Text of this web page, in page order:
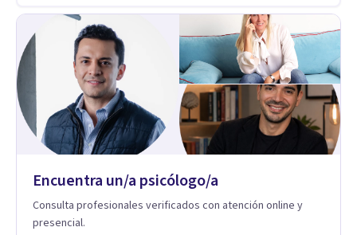
Encuentra un/a psicólogo/a
Consulta profesionales verificados con atención online y
presencial.